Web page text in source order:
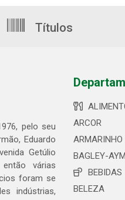
Títulos
pelo seu
Eduardo
Getúlio
várias
foram se
indústrias,
ARCOR
ARMARINHO
BAGLEY-
BEBIDAS
BELEZA